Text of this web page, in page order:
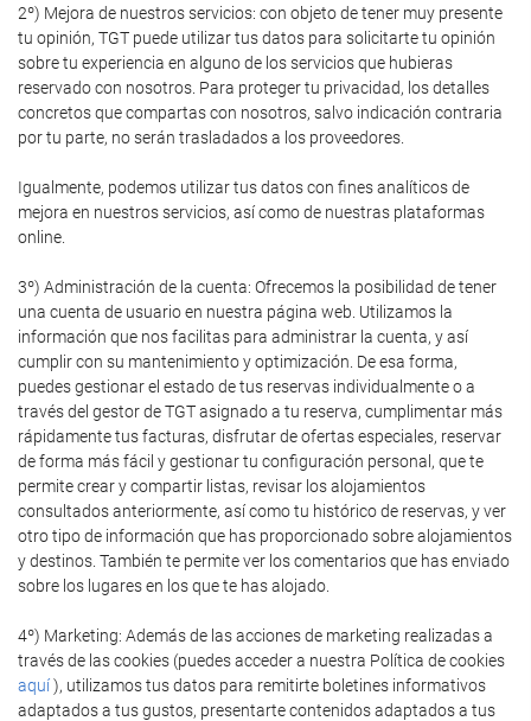
2º) Mejora de nuestros servicios: con objeto de tener muy presente
tu opinión, TGT puede utilizar tus datos para solicitarte tu opinión
sobre tu experiencia en alguno de los servicios que hubieras
reservado con nosotros. Para proteger tu privacidad, los detalles
concretos que compartas con nosotros, salvo indicación contraria
por tu parte, no serán trasladados a los proveedores.
Igualmente, podemos utilizar tus datos con fines analíticos de
mejora en nuestros servicios, así como de nuestras plataformas
online.
3º) Administración de la cuenta: Ofrecemos la posibilidad de tener
una cuenta de usuario en nuestra página web. Utilizamos la
información que nos facilitas para administrar la cuenta, y así
cumplir con su mantenimiento y optimización. De esa forma,
puedes gestionar el estado de tus reservas individualmente o a
través del gestor de TGT asignado a tu reserva, cumplimentar más
rápidamente tus facturas, disfrutar de ofertas especiales, reservar
de forma más fácil y gestionar tu configuración personal, que te
permite crear y compartir listas, revisar los alojamientos
consultados anteriormente, así como tu histórico de reservas, y ver
otro tipo de información que has proporcionado sobre alojamientos
y destinos. También te permite ver los comentarios que has enviado
sobre los lugares en los que te has alojado.
4º) Marketing: Además de las acciones de marketing realizadas a
través de las cookies (puedes acceder a nuestra Política de cookies
aquí), utilizamos tus datos para remitirte boletines informativos
adaptados a tus gustos, presentarte contenidos adaptados a tus